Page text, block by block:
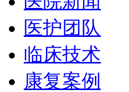
医护团队
临床技术
康复案例